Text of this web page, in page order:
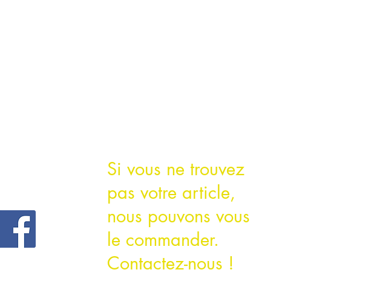
Si vous ne trouvez
pas votre article,
nous pouvons vous
le commander.
Contactez-nous !